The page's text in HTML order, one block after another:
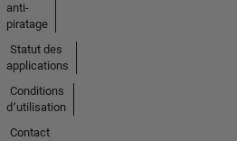
anti-
piratage
Statut des
applications
Conditions
d՚utilisation
Contact